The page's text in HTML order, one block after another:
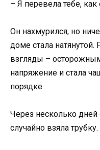
– Я перевела тебе,
Он нахмурился, но
доме стала
взгляды –
напряжение и стала
порядке.
Через несколько дней
случайно взяла трубку.